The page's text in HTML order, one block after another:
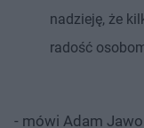
nadzieję, że
radość
- mówi Adam